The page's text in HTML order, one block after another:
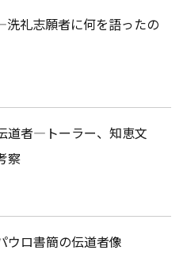
礼志願者に何を語ったの
道者―トーラー、知恵文
察
ウロ書簡の伝道者像